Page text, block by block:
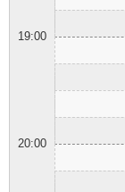
19:00
20:00